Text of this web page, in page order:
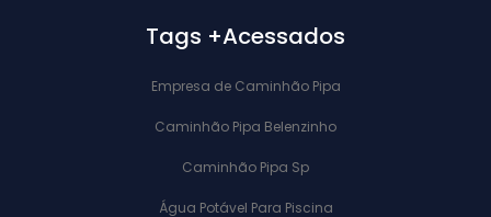
Tags +Acessados
Empresa de Caminhão Pipa
Caminhão Pipa Belenzinho
Caminhão Pipa Sp
Água Potável Para Piscina